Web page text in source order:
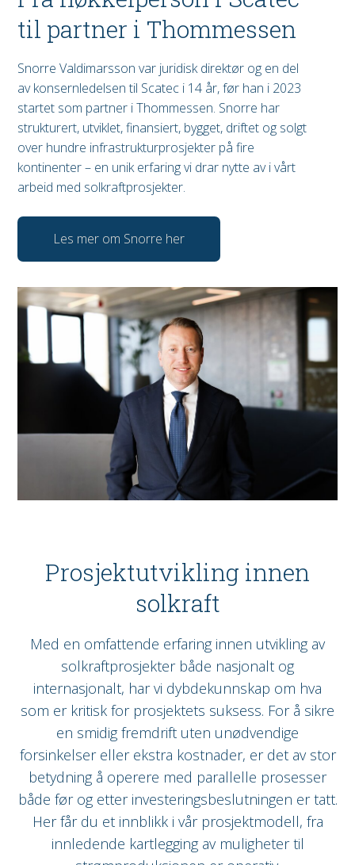
til partner i Thommessen
Snorre Valdimarsson var juridisk direktør og en del
av konsernledelsen til Scatec i 14 år, før han i 2023
startet som partner i Thommessen. Snorre har
strukturert, utviklet, finansiert, bygget, driftet og solgt
over hundre infrastrukturprosjekter på fire
kontinenter – en unik erfaring vi drar nytte av i vårt
arbeid med solkraftprosjekter.
Les mer om Snorre her
Prosjektutvikling innen
solkraft
Med en omfattende erfaring innen utvikling av
solkraftprosjekter både nasjonalt og
internasjonalt, har vi dybdekunnskap om hva
som er kritisk for prosjektets suksess. For å sikre
en smidig fremdrift uten unødvendige
forsinkelser eller ekstra kostnader, er det av stor
betydning å operere med parallelle prosesser
både før og etter investeringsbeslutningen er tatt.
Her får du et innblikk i vår prosjektmodell, fra
innledende kartlegging av muligheter til